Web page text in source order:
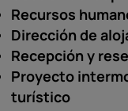
Recursos
Dirección de
Recepción y
Proyecto
turístico